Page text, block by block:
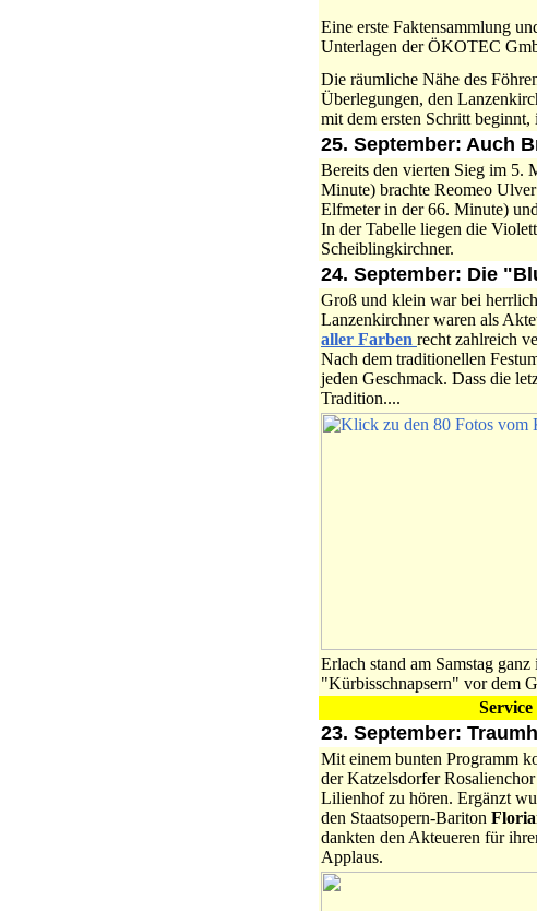
Eine erste Faktensammlung
Unterlagen der ÖKOTEC
Die räumliche Nähe des
Überlegungen, den
mit dem ersten Schritt
25. September: Auch
Bereits den vierten Sieg im 5.
Minute) brachte Reomeo
Elfmeter in der 66. Minute)
In der Tabelle liegen die
Scheiblingkirchner.
24. September: Die
Groß und klein war bei
Lanzenkirchner waren als
aller Farben recht zahlreich
Nach dem traditionellen
jeden Geschmack. Dass die
Tradition....
Erlach stand am Samstag
"Kürbisschnapsern" vor dem
23. September:
Mit einem bunten Programm
der Katzelsdorfer
Lilienhof zu hören. Ergänzt
den Staatsopern-Bariton
dankten den Akteueren für
Applaus.